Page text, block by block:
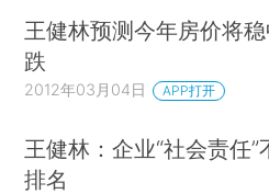
王健林预测今年房价将
跌
2012年03月04日 APP打开
王健林：企业“社会责任”
排名